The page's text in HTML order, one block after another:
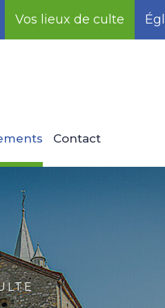
Vos lieux de culte
Contact